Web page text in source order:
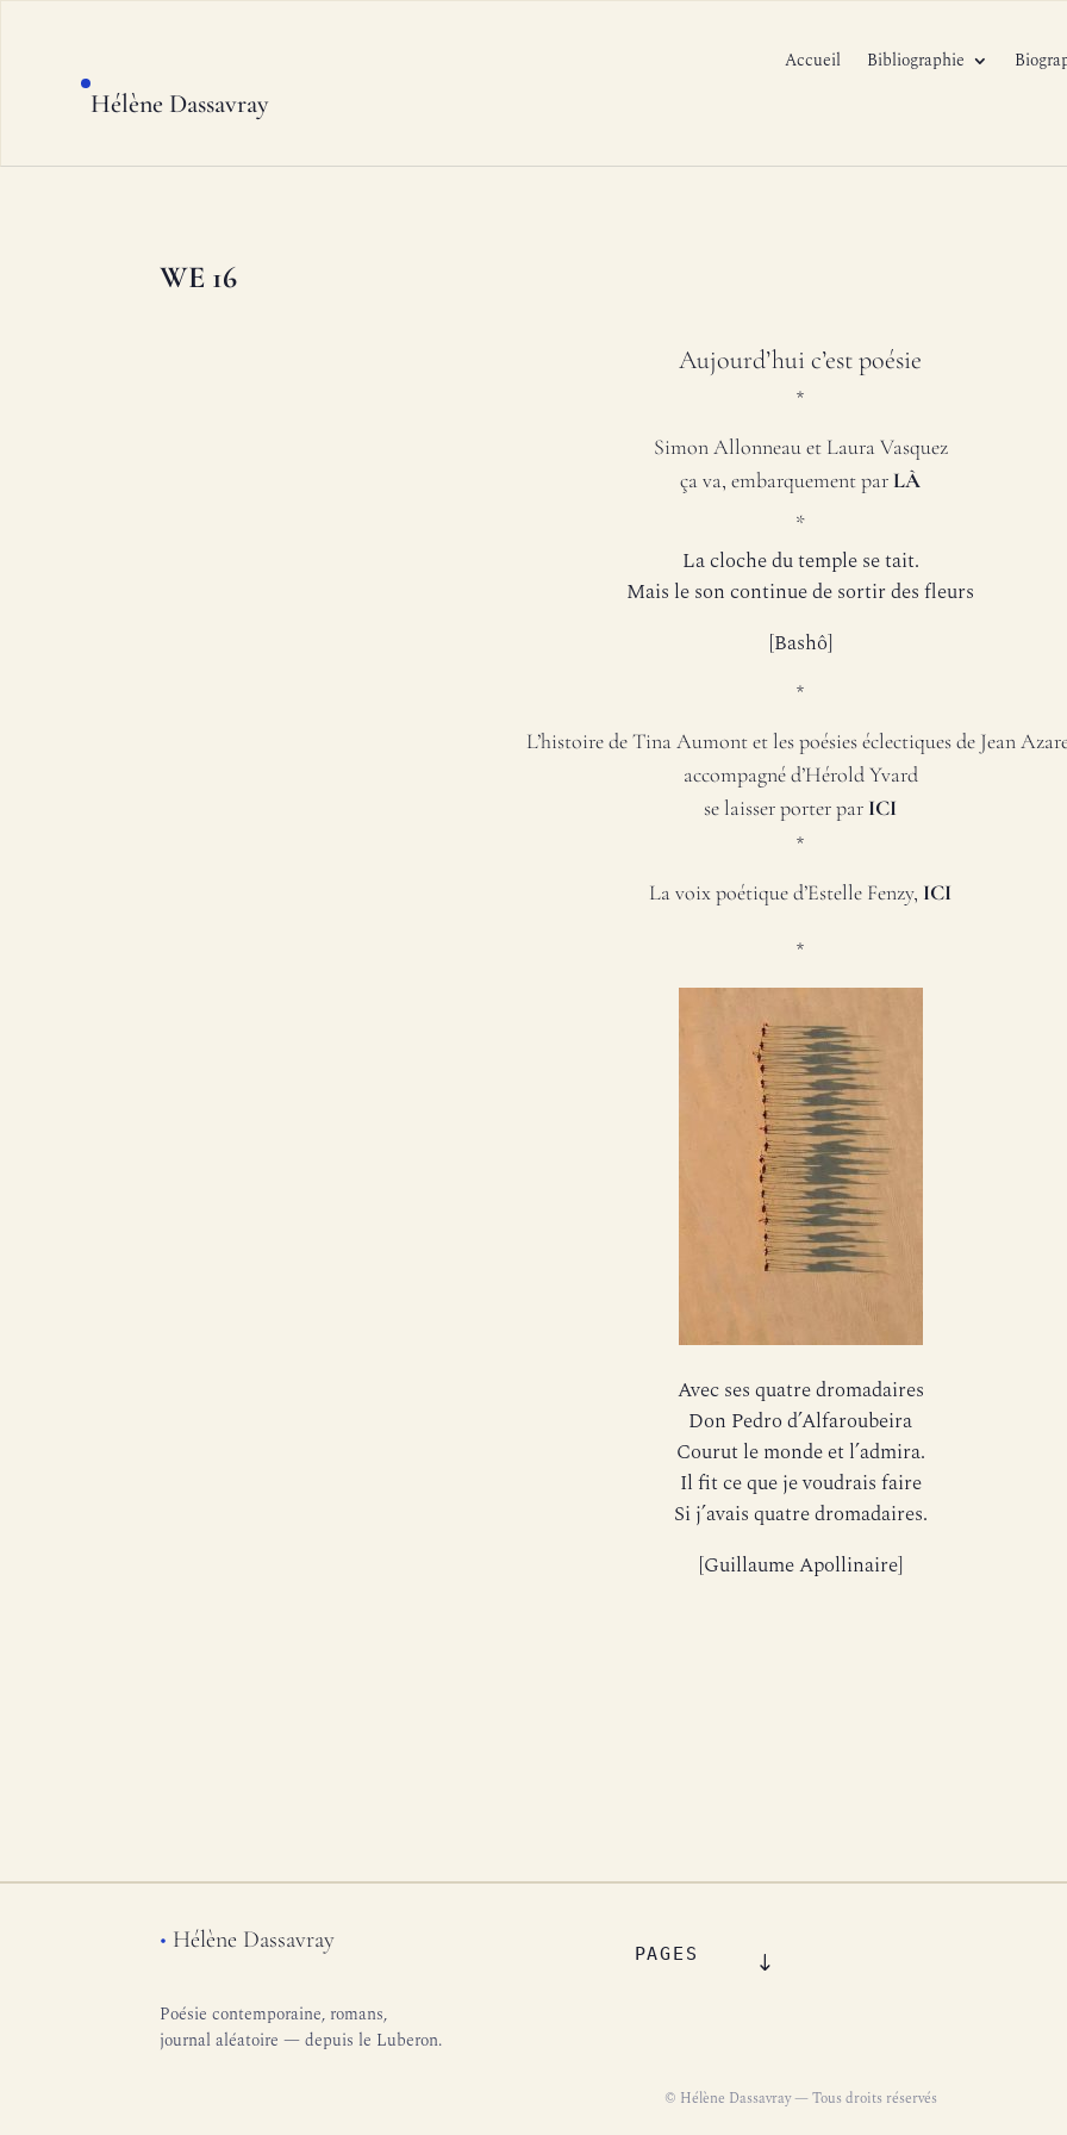
Hélène Dassavray
Accueil Bibliographie
WE 16
Aujourd’hui c’est poésie
*
Simon Allonneau et Laura Vasquez
ça va, embarquementparLÀ
*
La cloche du temple se tait.
Mais le son continue de sortir des fleurs
[Bashô]
*
L’histoire de Tina Aumont et les poésies éclectiques de Jean
accompagné d’Hérold Yvard
se laisser porterpar ICI
*
La voix poétique d’Estelle Fenzy, ICI
*
Avec ses quatre dromadaires
Don Pedro d’Alfaroubeira
Courut le monde et l’admira.
Il fit ce que je voudrais faire
Si j’avais quatre dromadaires.
[Guillaume Apollinaire]
• Hélène Dassavray
Poésie contemporaine, romans,
journal aléatoire — depuis le Luberon.
PAGES
© Hélène Dassavray — Tous droits réservés